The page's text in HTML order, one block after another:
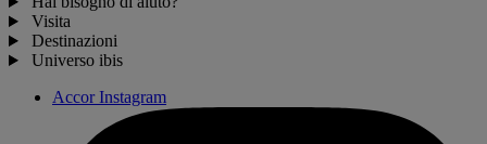
Visita
Destinazioni
Universo ibis
Accor Instagram